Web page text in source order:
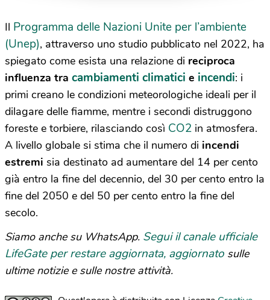
Il Programma delle Nazioni Unite per l’ambiente
(Unep), attraverso uno studio pubblicato nel 2022, ha
spiegato come esista una relazione di reciproca
influenza tra cambiamenti climatici e incendi: i
primi creano le condizioni meteorologiche ideali per il
dilagare delle fiamme, mentre i secondi distruggono
foreste e torbiere, rilasciando così CO2 in atmosfera.
A livello globale si stima che il numero di incendi
estremi sia destinato ad aumentare del 14 per cento
già entro la fine del decennio, del 30 per cento entro la
fine del 2050 e del 50 per cento entro la fine del
secolo.
Siamo anche su WhatsApp. Segui il canale ufficiale
LifeGate per restare aggiornata, aggiornato sulle
ultime notizie e sulle nostre attività.